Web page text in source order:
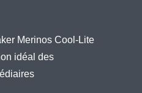
Merinos Cool-Lite
idéal des